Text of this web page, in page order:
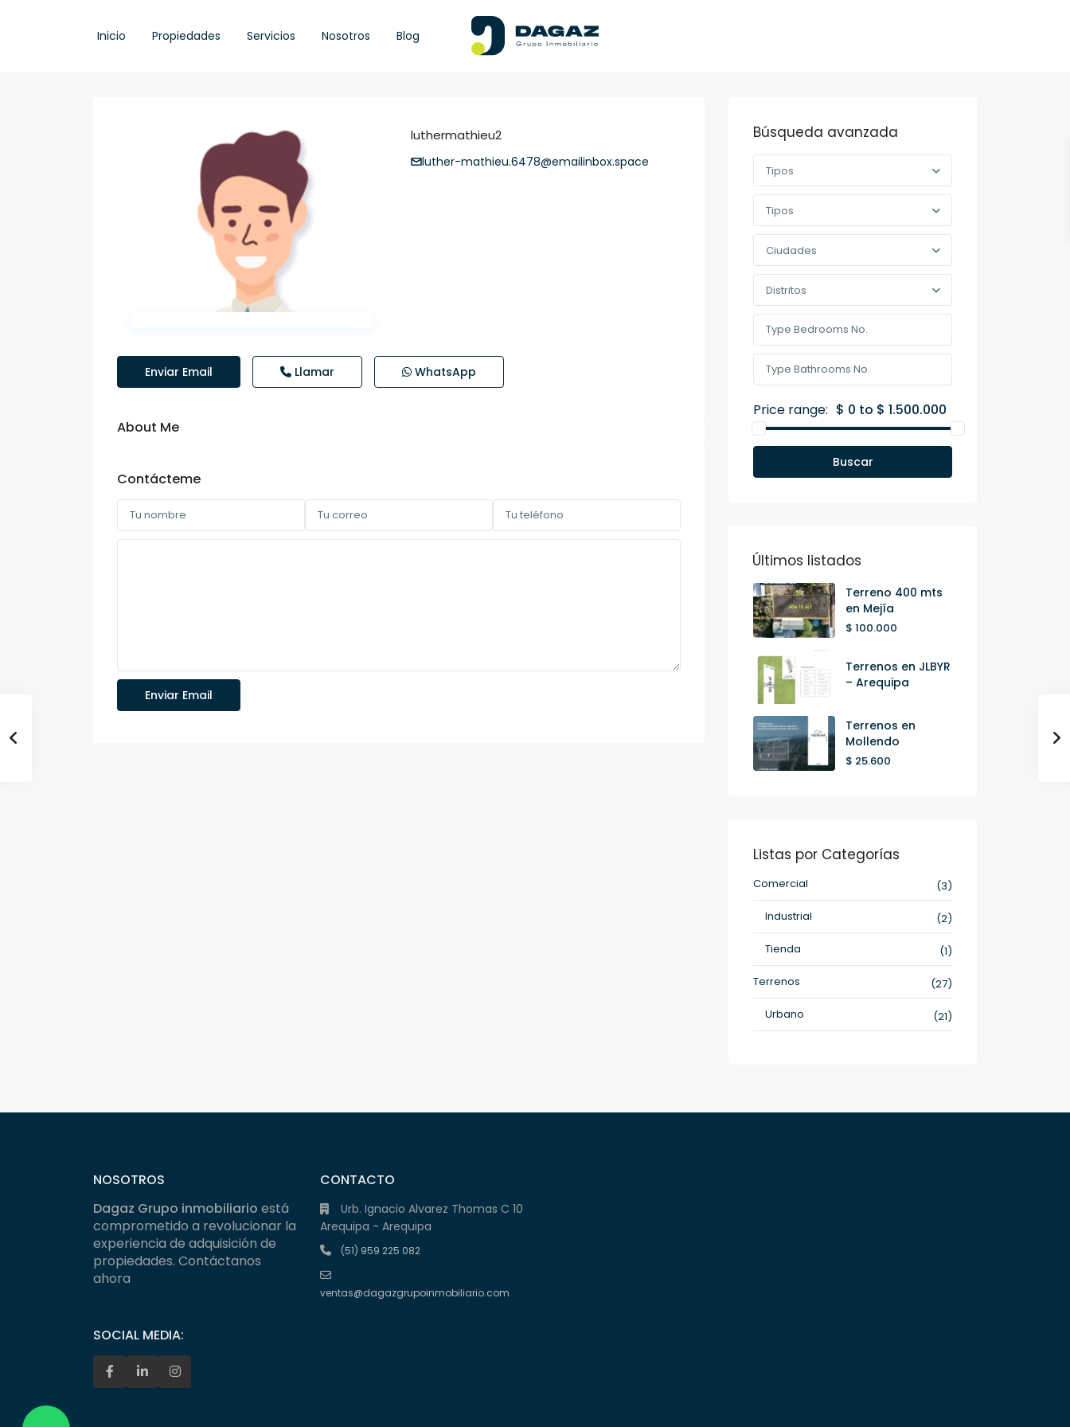
Inicio Propiedades Servicios Nosotros Blog
luthermathieu2
luther-mathieu.6478@emailinbox.space
Enviar Email Llamar WhatsApp
About Me
Contácteme
Búsqueda avanzada
Tipos
Tipos
Ciudades
Distritos
Price range: $ 0 to $ 1.500.000
Buscar
Últimos listados
Terreno 400 mts
en Mejía
$ 100.000
Terrenos en JLBYR
– Arequipa
Terrenos en
Mollendo
$ 25.600
Listas por Categorías
Comercial
(3)
Industrial
(2)
Tienda
(1)
Terrenos
(27)
Urbano
(21)
NOSOTROS
Dagaz Grupo inmobiliario está
comprometido a revolucionar la
experiencia de adquisición de
propiedades. Contáctanos
ahora
SOCIAL MEDIA:
CONTACTO
Urb. Ignacio Alvarez Thomas C 10
Arequipa - Arequipa
(51) 959 225 082
ventas@dagazgrupoinmobiliario.com